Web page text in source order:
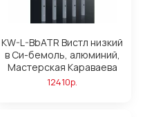
KW-L-BbATR Вистл низкий
в Си-бемоль, алюминий,
Мастерская Караваева
12410р.